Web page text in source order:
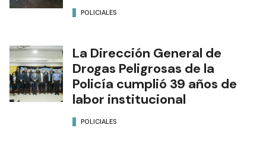
POLICIALES
La Dirección General de
Drogas Peligrosas de la
Policía cumplió 39 años de
labor institucional
POLICIALES